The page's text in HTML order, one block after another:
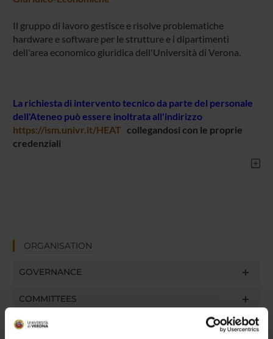
Il gruppo di lavoro gestisce e risolve problematiche
hardware e software per le strutture e i dipartimenti
dell'area economico giuridica dell'Università di Verona.
La richiesta di intervento tecnico da parte del personale
dell'Ateneo può essere inoltrata all'indirizzo
https://ism.univr.it/HEAT collegandosi con le proprie
credenziali
ORGANISATION
GOVERNANCE
COMMITTEES
DEPARTMENT ADMINISTRATION OFFICES